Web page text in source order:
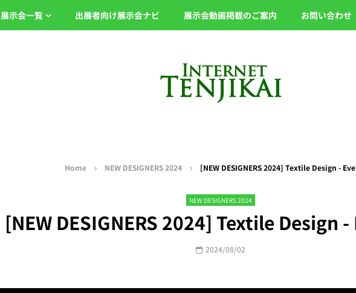
展示会一覧 出展者向け展示会ナビ 展示会動画掲載のご案内 お問い合わせ
Home NEW DESIGNERS 2024 [NEW DESIGNERS 2024] Textile Design -
NEW DESIGNERS 2024
[NEW DESIGNERS 2024] Textile Design
2024/08/02